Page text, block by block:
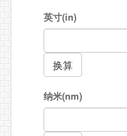
英寸(in)
纳米(nm)